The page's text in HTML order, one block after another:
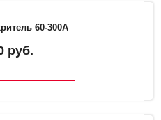
60-300А
руб.